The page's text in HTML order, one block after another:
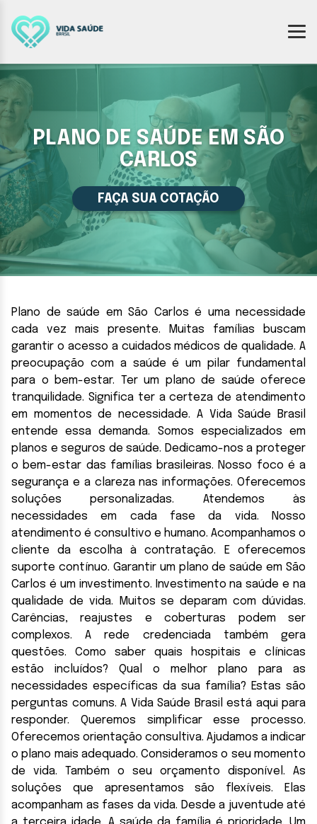
PLANO DE SAÚDE EM SÃO
CARLOS
FAÇA SUA COTAÇÃO
Plano de saúde em São Carlos é uma necessidade
cada vez mais presente. Muitas famílias buscam
garantir o acesso a cuidados médicos de qualidade. A
preocupação com a saúde é um pilar fundamental
para o bem-estar. Ter um plano de saúde oferece
tranquilidade. Significa ter a certeza de atendimento
em momentos de necessidade. A Vida Saúde Brasil
entende essa demanda. Somos especializados em
planos e seguros de saúde. Dedicamo-nos a proteger
o bem-estar das famílias brasileiras. Nosso foco é a
segurança e a clareza nas informações. Oferecemos
soluções personalizadas. Atendemos às
necessidades em cada fase da vida. Nosso
atendimento é consultivo e humano. Acompanhamos o
cliente da escolha à contratação. E oferecemos
suporte contínuo. Garantir um plano de saúde em São
Carlos é um investimento. Investimento na saúde e na
qualidade de vida. Muitos se deparam com dúvidas.
Carências, reajustes e coberturas podem ser
complexos. A rede credenciada também gera
questões. Como saber quais hospitais e clínicas
estão incluídos? Qual o melhor plano para as
necessidades específicas da sua família? Estas são
perguntas comuns. A Vida Saúde Brasil está aqui para
responder. Queremos simplificar esse processo.
Oferecemos orientação consultiva. Ajudamos a indicar
o plano mais adequado. Consideramos o seu momento
de vida. Também o seu orçamento disponível. As
soluções que apresentamos são flexíveis. Elas
acompanham as fases da vida. Desde a juventude até